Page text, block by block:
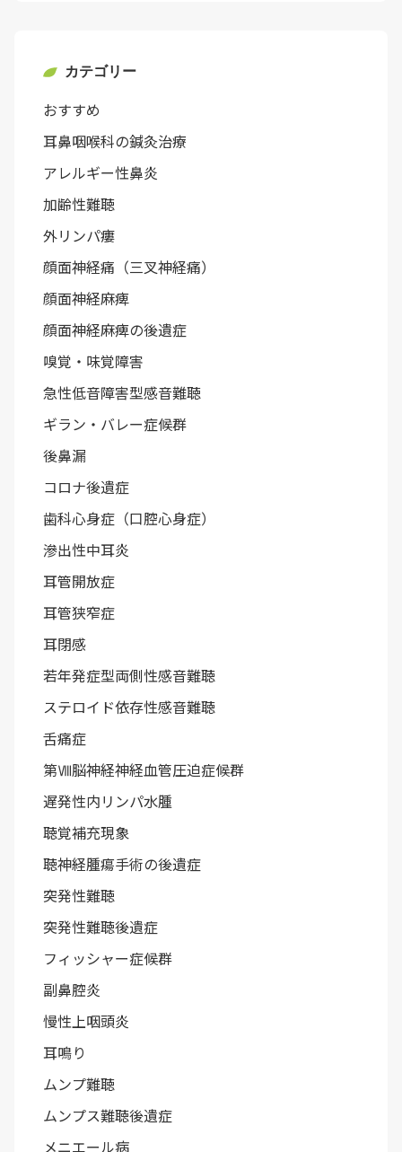
カテゴリー
おすすめ
耳鼻咽喉科の鍼灸治療
アレルギー性鼻炎
加齢性難聴
外リンパ瘻
顔面神経痛（三叉神経痛）
顔面神経麻痺
顔面神経麻痺の後遺症
嗅覚・味覚障害
急性低音障害型感音難聴
ギラン・バレー症候群
後鼻漏
コロナ後遺症
歯科心身症（口腔心身症）
滲出性中耳炎
耳管開放症
耳管狭窄症
耳閉感
若年発症型両側性感音難聴
ステロイド依存性感音難聴
舌痛症
第Ⅷ脳神経神経血管圧迫症候群
遅発性内リンパ水腫
聴覚補充現象
聴神経腫瘍手術の後遺症
突発性難聴
突発性難聴後遺症
フィッシャー症候群
副鼻腔炎
慢性上咽頭炎
耳鳴り
ムンプ難聴
ムンプス難聴後遺症
メニエール病